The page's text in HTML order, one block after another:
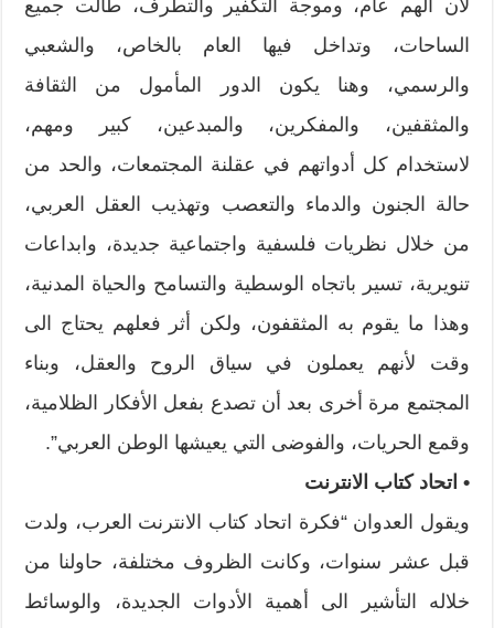
لأن الهم عام، وموجة التكفير والتطرف، طالت جميع
الساحات، وتداخل فيها العام بالخاص، والشعبي
والرسمي، وهنا يكون الدور المأمول من الثقافة
والمثقفين، والمفكرين، والمبدعين، كبير ومهم،
لاستخدام كل أدواتهم في عقلنة المجتمعات، والحد من
حالة الجنون والدماء والتعصب وتهذيب العقل العربي،
من خلال نظريات فلسفية واجتماعية جديدة، وابداعات
تنويرية، تسير باتجاه الوسطية والتسامح والحياة المدنية،
وهذا ما يقوم به المثقفون، ولكن أثر فعلهم يحتاج الى
وقت لأنهم يعملون في سياق الروح والعقل، وبناء
المجتمع مرة أخرى بعد أن تصدع بفعل الأفكار الظلامية،
وقمع الحريات، والفوضى التي يعيشها الوطن العربي”.
• اتحاد كتاب الانترنت
ويقول العدوان “فكرة اتحاد كتاب الانترنت العرب، ولدت
قبل عشر سنوات، وكانت الظروف مختلفة، حاولنا من
خلاله التأشير الى أهمية الأدوات الجديدة، والوسائط